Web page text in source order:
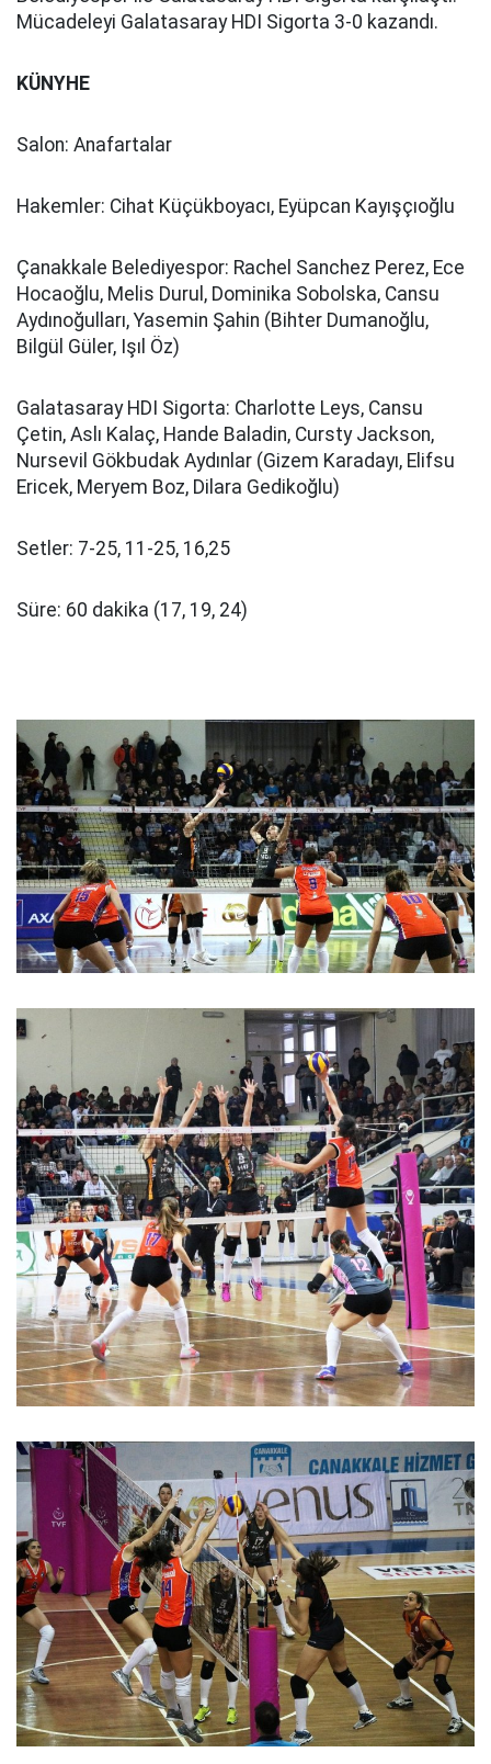
Mücadeleyi Galatasaray HDI Sigorta 3-0 kazandı.
KÜNYHE
Salon: Anafartalar
Hakemler: Cihat Küçükboyacı, Eyüpcan Kayışçıoğlu
Çanakkale Belediyespor: Rachel Sanchez Perez, Ece
Hocaoğlu, Melis Durul, Dominika Sobolska, Cansu
Aydınoğulları, Yasemin Şahin (Bihter Dumanoğlu,
Bilgül Güler, Işıl Öz)
Galatasaray HDI Sigorta: Charlotte Leys, Cansu
Çetin, Aslı Kalaç, Hande Baladin, Cursty Jackson,
Nursevil Gökbudak Aydınlar (Gizem Karadayı, Elifsu
Ericek, Meryem Boz, Dilara Gedikoğlu)
Setler: 7-25, 11-25, 16,25
Süre: 60 dakika (17, 19, 24)